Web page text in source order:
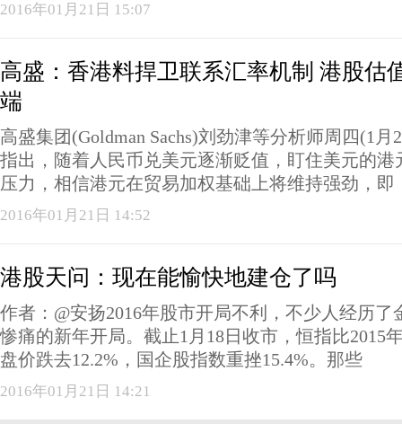
2016年01月21日 15:07
高盛：香港料捍卫联系汇率机制 港股估
端
高盛集团(Goldman Sachs)刘劲津等分析师周四(1月
指出，随着人民币兑美元逐渐贬值，盯住美元的港
压力，相信港元在贸易加权基础上将维持强劲，即
2016年01月21日 14:52
港股天问：现在能愉快地建仓了吗
作者：@安扬2016年股市开局不利，不少人经历了
惨痛的新年开局。截止1月18日收市，恒指比2015
盘价跌去12.2%，国企股指数重挫15.4%。那些
2016年01月21日 14:21